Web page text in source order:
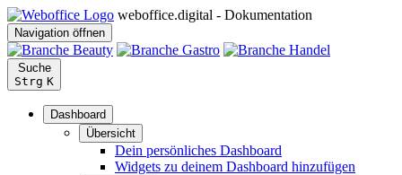
weboffice.digital - Dokumentation
Navigation öffnen
Suche
Strg K
Dashboard
Übersicht
Dein persönliches Dashboard
Widgets zu deinem Dashboard hinzufügen